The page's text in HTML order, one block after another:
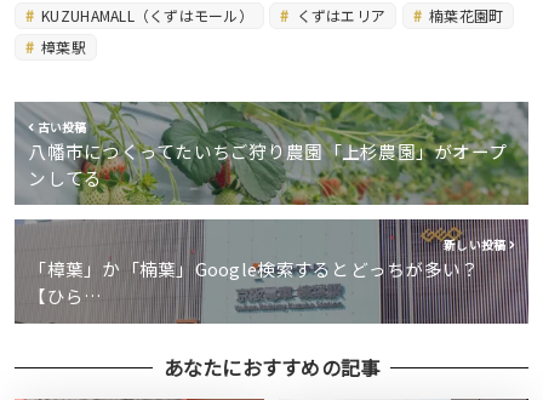
KUZUHAMALL（くずはモール） くずはエリア
楠葉花園町
樟葉駅
古い投稿
八幡市につくってたいちご狩り農園「上杉農園」がオープ
ンしてる
新しい投稿
「樟葉」か「楠葉」Google検索するとどっちが多い？
【ひら…
あなたにおすすめの記事